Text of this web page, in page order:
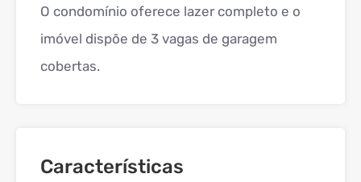
O condomínio oferece lazer completo e o
imóvel dispõe de 3 vagas de garagem
cobertas.
Características